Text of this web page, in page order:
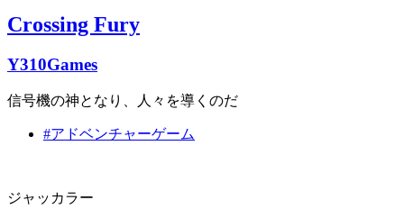
Crossing Fury
Y310Games
信号機の神となり、人々を導くのだ
#アドベンチャーゲーム
ジャッカラー